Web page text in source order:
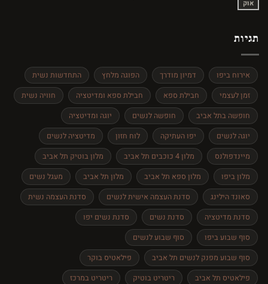
אוק
לכל
הגילאים
תגיות
אירוח ביפו דמיון מודרך הפוגה מלחץ
התחדשות נשית
זמן לעצמי
חבילת ספא חבילת ספא ומדיטציה
חוויה נשית
חופשה בתל אביב
חופשה לנשים
יוגה ומדיטציה
יוגה לנשים
יפו העתיקה לוח חזון
מדיטציה לנשים
מיינדפולנס
מלון 4 כוכבים תל אביב
מלון בוטיק תל אביב
מלון ביפו
מלון ספא תל אביב מלון תל אביב
מעגל נשים
סאונד הילינג
סדנת העצמה אישית לנשים
סדנת העצמה נשית
סדנת מדיטציה
סדנת נשים
סדנת נשים יפו
סוף שבוע ביפו
סוף שבוע לנשים
סוף שבוע מפנק לנשים תל אביב
פילאטיס בוקר
פילאטיס תל אביב
ריטריט בוטיק
ריטריט במרכז